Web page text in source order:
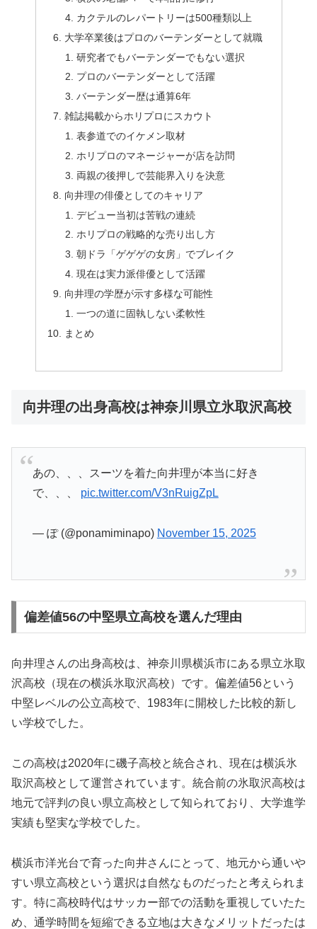
カクテルのレパートリーは500種類以上
大学卒業後はプロのバーテンダーとして就職
研究者でもバーテンダーでもない選択
プロのバーテンダーとして活躍
バーテンダー歴は通算6年
雑誌掲載からホリプロにスカウト
表参道でのイケメン取材
ホリプロのマネージャーが店を訪問
両親の後押しで芸能界入りを決意
向井理の俳優としてのキャリア
デビュー当初は苦戦の連続
ホリプロの戦略的な売り出し方
朝ドラ「ゲゲゲの女房」でブレイク
現在は実力派俳優として活躍
向井理の学歴が示す多様な可能性
一つの道に固執しない柔軟性
まとめ
向井理の出身高校は神奈川県立氷取沢高校
あの、、、スーツを着た向井理が本当に好き
で、、、 pic.twitter.com/V3nRuigZpL
— ぽ (@ponamiminapo) November 15, 2025
偏差値56の中堅県立高校を選んだ理由
向井理さんの出身高校は、神奈川県横浜市にある県立氷取
沢高校（現在の横浜氷取沢高校）です。偏差値56という
中堅レベルの公立高校で、1983年に開校した比較的新し
い学校でした。
この高校は2020年に磯子高校と統合され、現在は横浜氷
取沢高校として運営されています。統合前の氷取沢高校は
地元で評判の良い県立高校として知られており、大学進学
実績も堅実な学校でした。
横浜市洋光台で育った向井さんにとって、地元から通いや
すい県立高校という選択は自然なものだったと考えられま
す。特に高校時代はサッカー部での活動を重視していたた
め、通学時間を短縮できる立地は大きなメリットだったは